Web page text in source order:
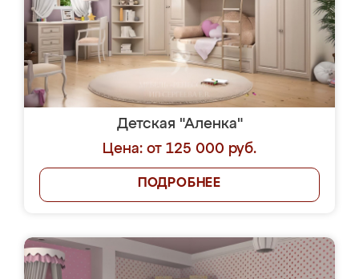
Детская "Аленка"
Цена: от 125 000 руб.
ПОДРОБНЕЕ